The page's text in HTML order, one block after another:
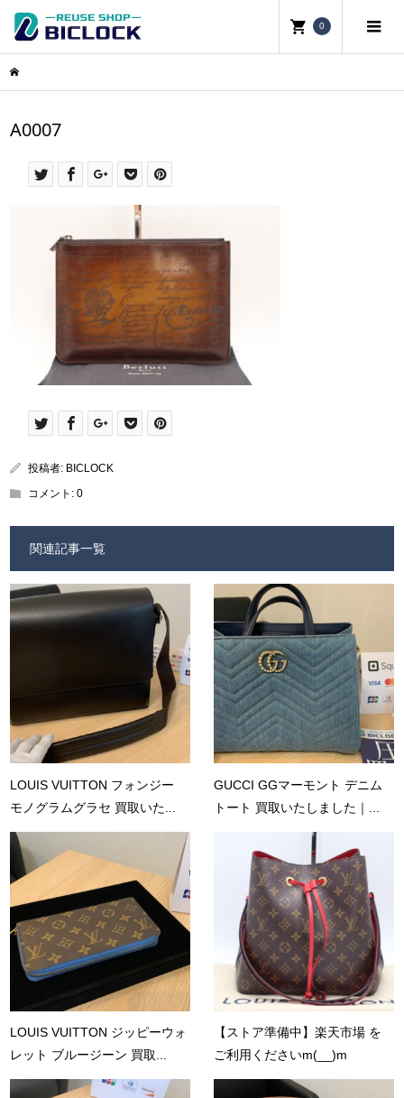
0
A0007
投稿者: BICLOCK
コメント:0
関連記事一覧
LOUIS VUITTON フォンジー
モノグラムグラセ 買取いた...
GUCCI GGマーモント デニム
トート 買取いたしました｜...
LOUIS VUITTON ジッピーウォ
レット ブルージーン 買取...
【ストア準備中】楽天市場 を
ご利用くださいm(__)m